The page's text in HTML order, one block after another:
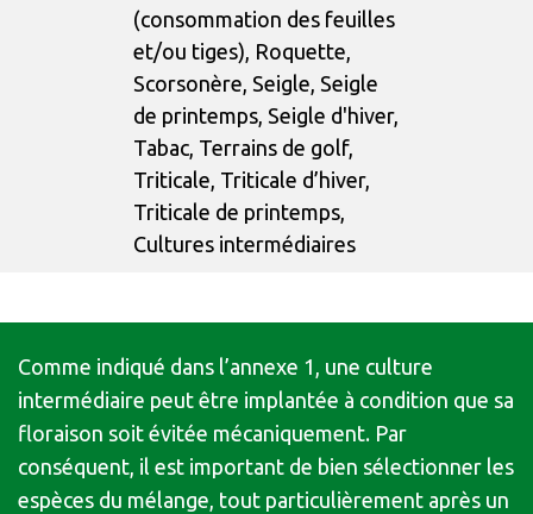
(consommation des feuilles
et/ou tiges), Roquette,
Scorsonère, Seigle, Seigle
de printemps, Seigle d'hiver,
Tabac, Terrains de golf,
Triticale, Triticale d’hiver,
Triticale de printemps,
Cultures intermédiaires
Comme indiqué dans l’annexe 1, une culture
intermédiaire peut être implantée à condition que sa
floraison soit évitée mécaniquement. Par
conséquent, il est important de bien sélectionner les
espèces du mélange, tout particulièrement après un